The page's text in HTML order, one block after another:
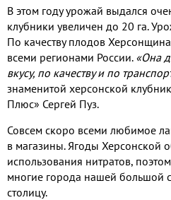
В этом году урожай выдался
клубники увеличен до 20 га.
По качеству плодов
всеми регионами России. «Она
вкусу, по качеству и по
знаменитой херсонской
Плюс» Сергей Пуз.
Совсем скоро всеми любимое
в магазины. Ягоды Херсонской
использования нитратов,
многие города нашей большой
столицу.